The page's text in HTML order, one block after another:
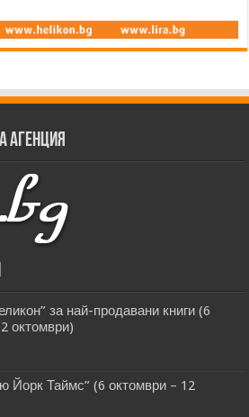
агенция
за най-продавани книги (6
октомври)
Йорк Таймс” (6 октомври – 12